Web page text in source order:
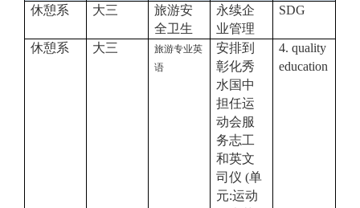
休憩系 大三
旅游安
全卫生
永续企
业管理
SDG
休憩系 大三
旅游专业英
语
安排到
彰化秀
水国中
担任运
动会服
务志工
和英文
司仪 (单
元:运动
4. quality
education